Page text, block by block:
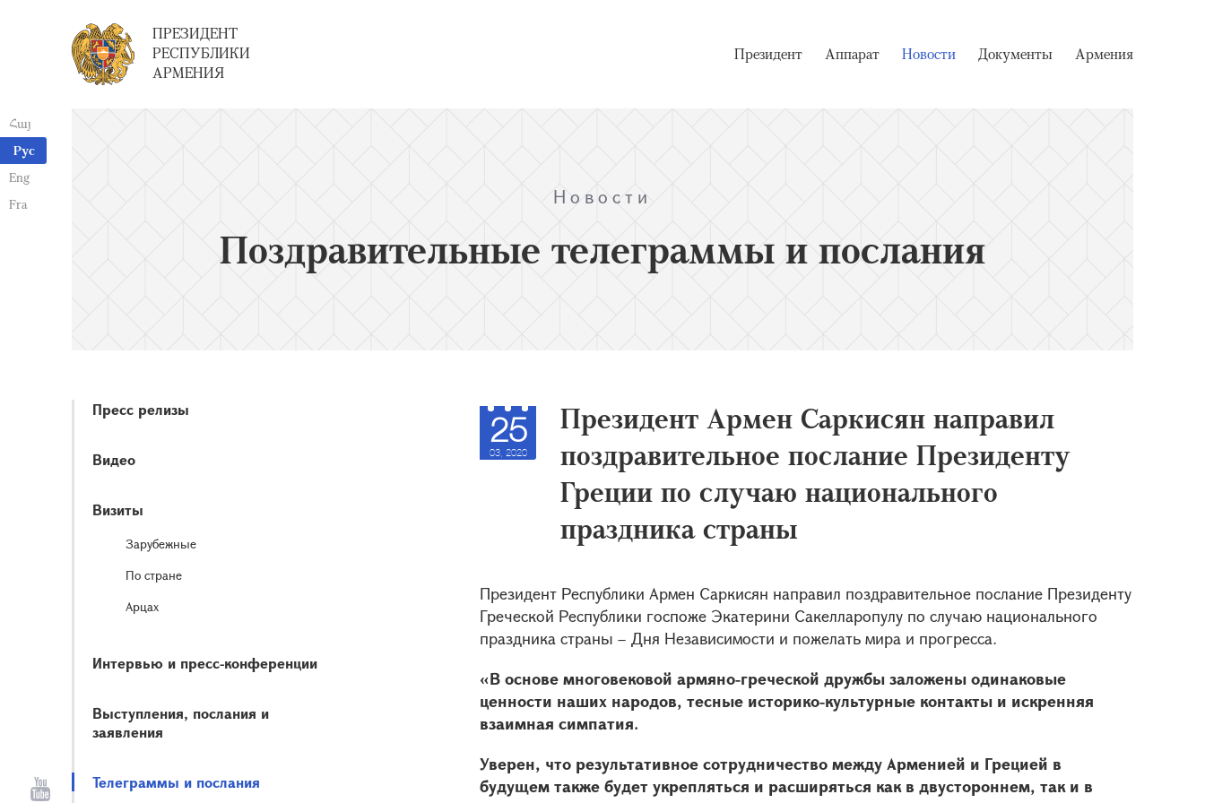
Հայ
Рус
Eng
Fra
ПРЕЗИДЕНТ
РЕСПУБЛИКИ
АРМЕНИЯ
Президент Аппарат Новости Документы Армения
Новости
Поздравительные телеграммы и послания
Пресс релизы
Видео
Визиты
Зарубежные
По стране
Арцах
Интервью и пресс-конференции
Выступления, послания и
заявления
Телеграммы и послания
25
03, 2020
Президент Армен Саркисян направил
поздравительное послание Президенту
Греции по случаю национального
праздника страны
Президент Республики Армен Саркисян направил поздравительное послание Президенту
Греческой Республики госпоже Экатерини Сакелларопулу по случаю национального
праздника страны – Дня Независимости и пожелать мира и прогресса.
«В основе многовековой армяно-греческой дружбы заложены одинаковые
ценности наших народов, тесные историко-культурные контакты и искренняя
взаимная симпатия.
Уверен, что результативное сотрудничество между Арменией и Грецией в
будущем также будет укрепляться и расширяться как в двустороннем, так и в